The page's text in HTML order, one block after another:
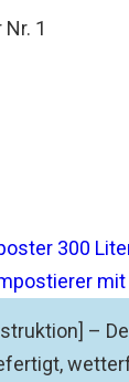
1
300
–